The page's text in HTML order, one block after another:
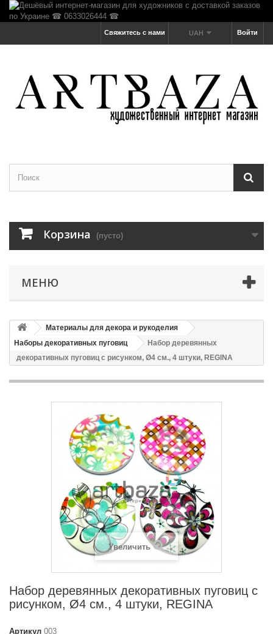
Войти
UAH
Свяжитесь с нами
Корзина (пусто)
МЕНЮ
Материалы для декора и рукоделия
Наборы декоративных пуговиц
Набор деревянных
декоративных пуговиц с рисунком, Ø4 см., 4 штуки, REGINA
Увеличить
Набор деревянных декоративных пуговиц с
рисунком, Ø4 см., 4 штуки, REGINA
Артикул 003